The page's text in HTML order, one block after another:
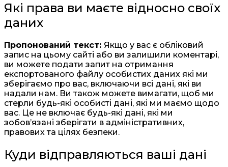
Які права ви маєте відносно своїх
даних
Пропонований текст: Якщо у вас є обліковий
запис на цьому сайті або ви залишили коментарі,
ви можете подати запит на отримання
експортованого файлу особистих даних які ми
зберігаємо про вас, включаючи всі дані, які ви
надали нам. Ви також можете вимагати, щоб ми
стерли будь-які особисті дані, які ми маємо щодо
вас. Це не включає будь-які дані, які ми
зобов’язані зберігати в адміністративних,
правових та цілях безпеки.
Куди відправляються ваші дані